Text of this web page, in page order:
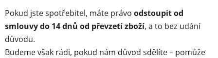
Pokud jste spotřebitel, máte právo odstoupit od
smlouvy do 14 dnů od převzetí zboží, a to bez udání
důvodu.
Budeme však rádi, pokud nám důvod sdělíte – pomůže